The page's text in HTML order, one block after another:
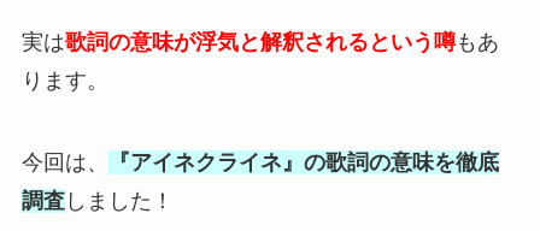
実は歌詞の意味が浮気と解釈されるという噂もあ
ります。
今回は、
『アイネクライネ』の歌詞の意味を徹底
調査しました！